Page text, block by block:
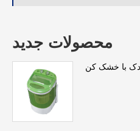
محصولات جدید
با خشک کن